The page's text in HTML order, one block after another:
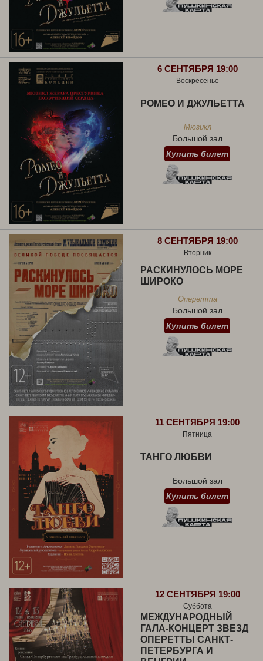
6 СЕНТЯБРЯ 19:00
Воскресенье
РОМЕО И ДЖУЛЬЕТТА
Мюзикл
Большой зал
Купить билет
8 СЕНТЯБРЯ 19:00
Вторник
РАСКИНУЛОСЬ МОРЕ
ШИРОКО
Оперетта
Большой зал
Купить билет
11 СЕНТЯБРЯ 19:00
Пятница
ТАНГО ЛЮБВИ
Большой зал
Купить билет
12 СЕНТЯБРЯ 19:00
Суббота
МЕЖДУНАРОДНЫЙ
ГАЛА-КОНЦЕРТ ЗВЕЗД
ОПЕРЕТТЫ САНКТ-
ПЕТЕРБУРГА И